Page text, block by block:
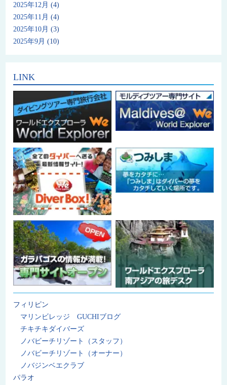
2025年12月 (4)
2025年11月 (4)
2025年10月 (3)
2025年9月 (10)
LINK
フィリピン
マリンビレッジ GUCHIブログ
チキチキダイバーズ
ノバビーチリゾート（スタッフ）
ノバビーチリゾート（オーナー）
ノバジンベエクラブ
パラオ